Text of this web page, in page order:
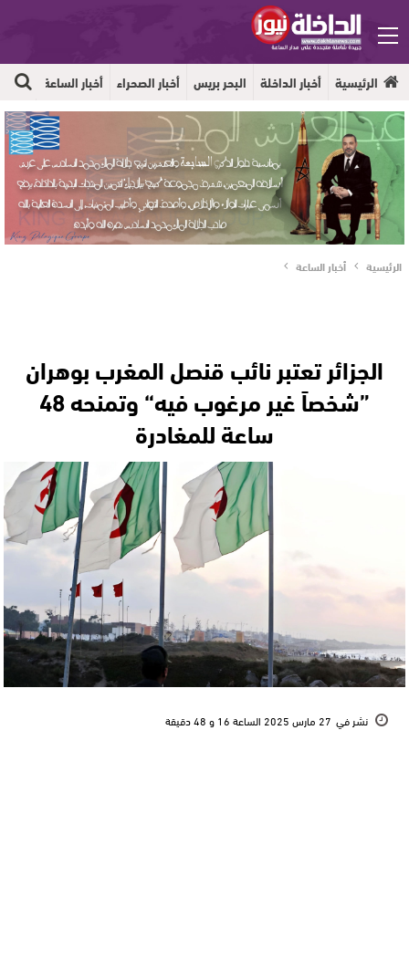
الرئيسية أخبار الداخلة البحر بريس أخبار الصحراء أخبار الساعة
الرئيسية أخبار الساعة
الجزائر تعتبر نائب قنصل المغرب بوهران
”شخصاً غير مرغوب فيه“ وتمنحه 48
ساعة للمغادرة
نشر في 27 مارس 2025 الساعة 16 و 48 دقيقة